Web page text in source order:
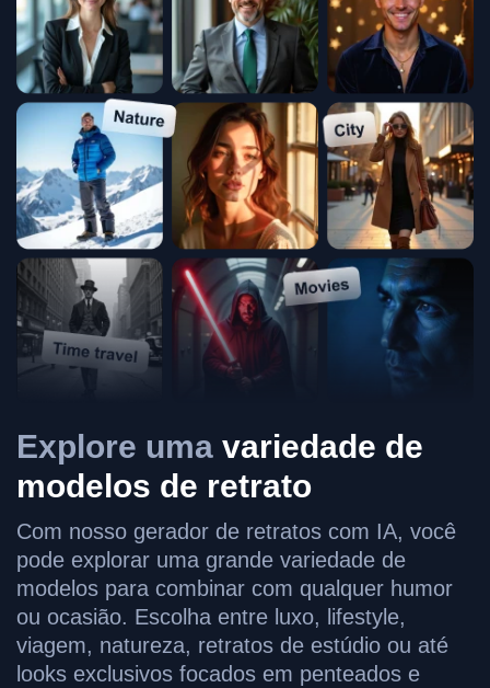
Explore uma variedade de
modelos de retrato
Com nosso gerador de retratos com IA, você
pode explorar uma grande variedade de
modelos para combinar com qualquer humor
ou ocasião. Escolha entre luxo, lifestyle,
viagem, natureza, retratos de estúdio ou até
looks exclusivos focados em penteados e